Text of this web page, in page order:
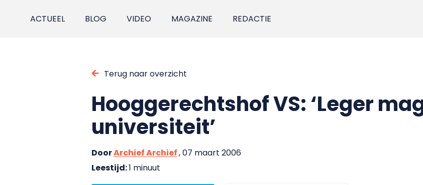
ACTUEEL BLOG VIDEO MAGAZINE REDACTIE
Terug naar overzicht
Hooggerechtshof VS: ‘Leger
universiteit’
DoorArchief Archief, 07 maart 2006
Leestijd:1 minuut